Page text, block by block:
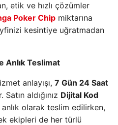
etik ve hızlı çözümler
Poker Chip miktarına
kesintiye uğratmadan
Anlık Teslimat
anlayışı, 7 Gün 24 Saat
aldığınız Dijital Kod
olarak teslim edilirken,
ekipleri de her türlü